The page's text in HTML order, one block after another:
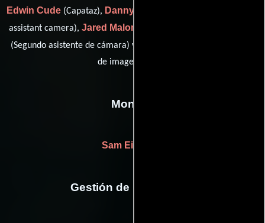
Edwin Cude (Capataz), Danny Frenkel
assistant camera), Jared Malone
(Segundo asistente de cámara) y
de imagen digital)
Montaje
Sam Eilertsen
Gestión de producción